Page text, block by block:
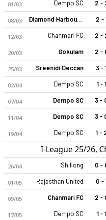
01/03 Dempo SC 2 -
08/03 Diamond Harbour FC 2 -
12/03 Chanmari FC 2 -
20/03 Gokulam 2 -
25/03 Sreenidi Deccan 3 -
02/04 Dempo SC 1 - 1
07/04 Dempo SC 3 -
11/04 Dempo SC 3 -
19/04 Dempo SC 1 -
I-League 25/26,
26/04 Shillong 0 -
01/05 Rajasthan United 0 -
09/05 Chanmari FC 2 -
17/05 Dempo SC 1 - 1